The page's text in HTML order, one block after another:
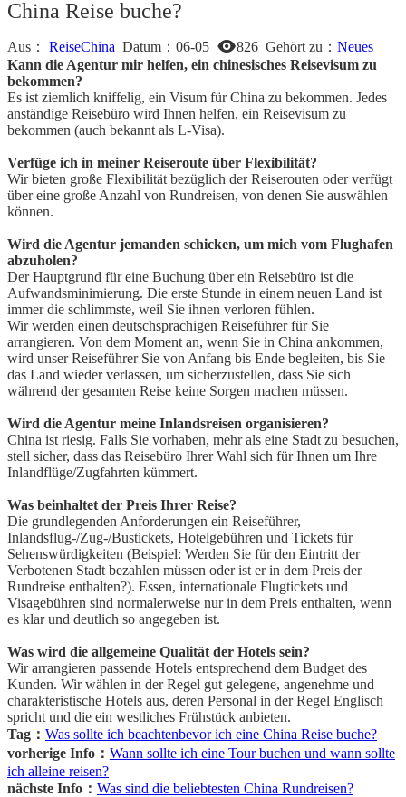
China Reise buche?
Aus： ReiseChina Datum： 06-05 826 Gehört zu： Neues
Kann die Agentur mir helfen, ein chinesisches Reisevisum zu
bekommen?
Es ist ziemlich kniffelig, ein Visum für China zu bekommen. Jedes
anständige Reisebüro wird Ihnen helfen, ein Reisevisum zu
bekommen (auch bekannt als L-Visa).
Verfüge ich in meiner Reiseroute über Flexibilität?
Wir bieten große Flexibilität bezüglich der Reiserouten oder verfügt
über eine große Anzahl von Rundreisen, von denen Sie auswählen
können.
Wird die Agentur jemanden schicken, um mich vom Flughafen
abzuholen?
Der Hauptgrund für eine Buchung über ein Reisebüro ist die
Aufwandsminimierung. Die erste Stunde in einem neuen Land ist
immer die schlimmste, weil Sie ihnen verloren fühlen.
Wir werden einen deutschsprachigen Reiseführer für Sie
arrangieren. Von dem Moment an, wenn Sie in China ankommen,
wird unser Reiseführer Sie von Anfang bis Ende begleiten, bis Sie
das Land wieder verlassen, um sicherzustellen, dass Sie sich
während der gesamten Reise keine Sorgen machen müssen.
Wird die Agentur meine Inlandsreisen organisieren?
China ist riesig. Falls Sie vorhaben, mehr als eine Stadt zu besuchen,
stell sicher, dass das Reisebüro Ihrer Wahl sich für Ihnen um Ihre
Inlandflüge/Zugfahrten kümmert.
Was beinhaltet der Preis Ihrer Reise?
Die grundlegenden Anforderungen ein Reiseführer,
Inlandsflug-/Zug-/Bustickets, Hotelgebühren und Tickets für
Sehenswürdigkeiten (Beispiel: Werden Sie für den Eintritt der
Verbotenen Stadt bezahlen müssen oder ist er in dem Preis der
Rundreise enthalten?). Essen, internationale Flugtickets und
Visagebühren sind normalerweise nur in dem Preis enthalten, wenn
es klar und deutlich so angegeben ist.
Was wird die allgemeine Qualität der Hotels sein?
Wir arrangieren passende Hotels entsprechend dem Budget des
Kunden. Wir wählen in der Regel gut gelegene, angenehme und
charakteristische Hotels aus, deren Personal in der Regel Englisch
spricht und die ein westliches Frühstück anbieten.
Tag： Was sollte ich beachtenbevor ich eine China Reise buche?
vorherige Info： Wann sollte ich eine Tour buchen und wann sollte
ich alleine reisen?
nächste Info： Was sind die beliebtesten China Rundreisen?